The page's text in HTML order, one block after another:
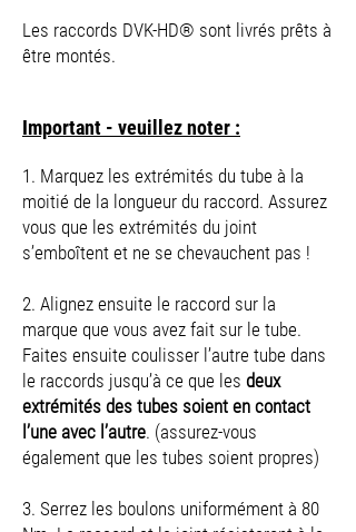
Les raccords DVK-HD® sont livrés prêts à
être montés.
Important - veuillez noter :
1. Marquez les extrémités du tube à la
moitié de la longueur du raccord. Assurez
vous que les extrémités du joint
s’emboîtent et ne se chevauchent pas !
2. Alignez ensuite le raccord sur la
marque que vous avez fait sur le tube.
Faites ensuite coulisser l’autre tube dans
le raccords jusqu’à ce que les deux
extrémités des tubes soient en contact
l’une avec l’autre. (assurez-vous
également que les tubes soient propres)
3. Serrez les boulons uniformément à 80